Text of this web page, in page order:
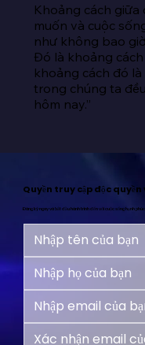
Khoảng cách
muốn và cuộc
như không bao
Đó là khoảng
khoảng cách đó
trong chúng ta
hôm nay.”
Quyền truy cập độc
Đăng ký ngay và bắt đầu hành trình đến với cuộc sống hạnh